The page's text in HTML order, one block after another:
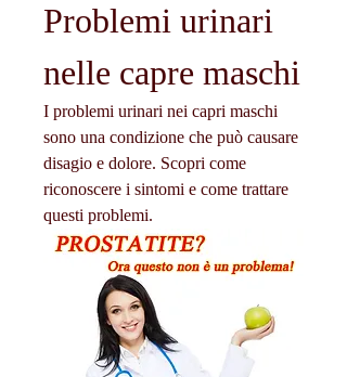
Problemi urinari
nelle capre maschi
I problemi urinari nei capri maschi
sono una condizione che può causare
disagio e dolore. Scopri come
riconoscere i sintomi e come trattare
questi problemi.